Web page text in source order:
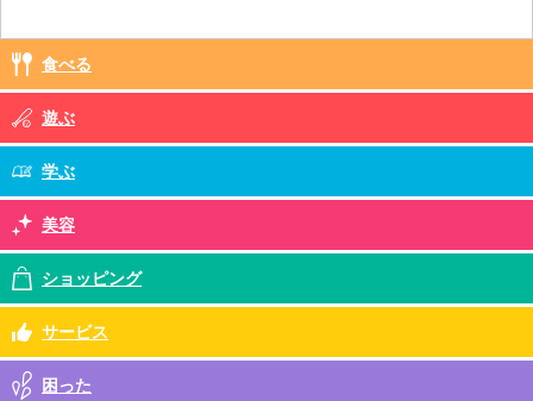
食べる
遊ぶ
学ぶ
美容
ショッピング
サービス
困った